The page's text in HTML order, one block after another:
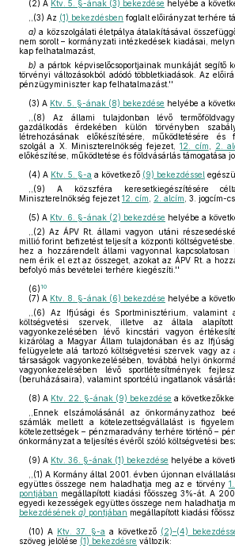
(2) A Ktv. 5. §-ának (3) bekezdése helyébe a
,,(3) Az (1) bekezdésben foglalt előirányzat terhére
a) a közszolgálati életpálya átalakításával
nem sorolt – kormányzati intézkedések kiadásai,
kap felhatalmazást,
b) a pártok képviselőcsoportjainak munkáját segítő
törvényi változásokból adódó többletkiadások. Az
pénzügyminiszter kap felhatalmazást.''
(3) A Ktv. 5. §-ának (8) bekezdése helyébe a
,,(8) Az állami tulajdonban lévő
gazdálkodás érdekében külön törvényben
létrehozásának előkészítésére, működtetésére és
szolgál a X. Miniszterelnökség fejezet,12. cím 2.
előkészítése, működtetése és földvásárlás támogatása
(4) A Ktv. 5. §-a a következő (9) bekezdéssel
,,(9) A közszféra keresetkiegészítésére
Miniszterelnökség fejezet 12. cím 2. alcím , 3. jogcím-
(5) A Ktv. 6. §-ának (2) bekezdése helyébe a
,,(2) Az ÁPV Rt. állami vagyon utáni
millió forint befizetést teljesít a központi
hez a hozzárendelt állami vagyonnal kapcsolatosan
nem érik el ezt az összeget, azokat az ÁPV Rt. a
befolyó más bevételei terhére kiegészíti.''
(6) 10
(7) A Ktv. 8. §-ának (6) bekezdése helyébe a
,,(6) Az Ifjúsági és Sportminisztérium, valamint
költségvetési szervek, illetve az általa alapított
vagyonkezelésében lévő kincstári vagyon
kizárólag a Magyar Állam tulajdonában és az
felügyelete alá tartozó költségvetési szervek vagy az
társaságok vagyonkezelésében, továbbá helyi
vagyonkezelésében lévő sportlétesítmények
(beruházásaira), valamint sportcélú ingatlanok
(8) A Ktv. 22. §-ának (9) bekezdése a
,,Ennek elszámolásánál az önkormányzathoz
számlák mellett a kötelezettségvállalást is
kötelezettségek – pénzmaradvány terhére történő –
önkormányzat a teljesítés évéről szóló költségvetési
(9) A Ktv. 36. §-ának (1) bekezdése helyébe a
,,(1) A Kormány által 2001. évben újonnan
együttes összege nem haladhatja meg az e törvény
pontjában megállapított kiadási főösszeg 3%-át. A
egyedi kezességek együttes összege nem haladhatja
bekezdésének a) pontjában megállapított kiadási
(10) A Ktv. 37. §-a a következő (2)–(4)
szöveg jelölése (1) bekezdésre változik: